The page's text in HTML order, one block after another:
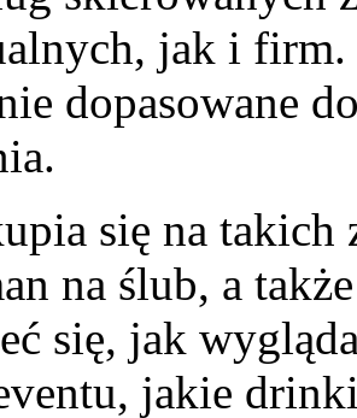
jak i firm.
dopasowane
się na
na ślub, a
się, jak
jakie